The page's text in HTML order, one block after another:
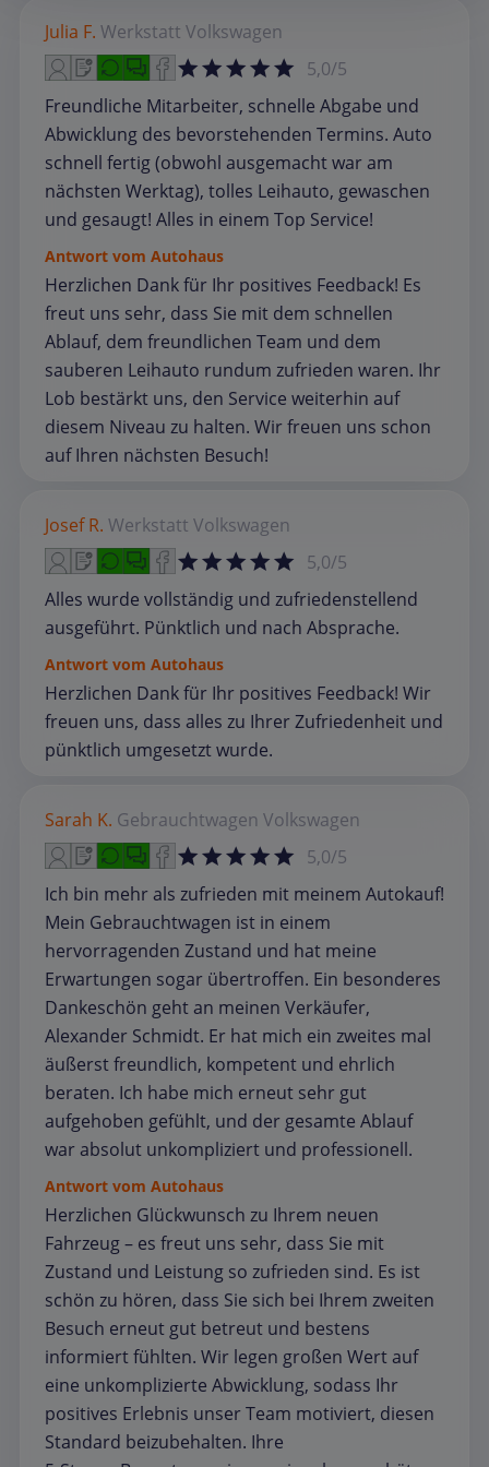
Julia F. Werkstatt Volkswagen
5,0/5
Freundliche Mitarbeiter, schnelle Abgabe und
Abwicklung des bevorstehenden Termins. Auto
schnell fertig (obwohl ausgemacht war am
nächsten Werktag), tolles Leihauto, gewaschen
und gesaugt! Alles in einem Top Service!
Antwort vom Autohaus
Herzlichen Dank für Ihr positives Feedback! Es
freut uns sehr, dass Sie mit dem schnellen
Ablauf, dem freundlichen Team und dem
sauberen Leihauto rundum zufrieden waren. Ihr
Lob bestärkt uns, den Service weiterhin auf
diesem Niveau zu halten. Wir freuen uns schon
auf Ihren nächsten Besuch!
Josef R. Werkstatt Volkswagen
5,0/5
Alles wurde vollständig und zufriedenstellend
ausgeführt. Pünktlich und nach Absprache.
Antwort vom Autohaus
Herzlichen Dank für Ihr positives Feedback! Wir
freuen uns, dass alles zu Ihrer Zufriedenheit und
pünktlich umgesetzt wurde.
Sarah K. Gebrauchtwagen Volkswagen
5,0/5
Ich bin mehr als zufrieden mit meinem Autokauf!
Mein Gebrauchtwagen ist in einem
hervorragenden Zustand und hat meine
Erwartungen sogar übertroffen. Ein besonderes
Dankeschön geht an meinen Verkäufer,
Alexander Schmidt. Er hat mich ein zweites mal
äußerst freundlich, kompetent und ehrlich
beraten. Ich habe mich erneut sehr gut
aufgehoben gefühlt, und der gesamte Ablauf
war absolut unkompliziert und professionell.
Antwort vom Autohaus
Herzlichen Glückwunsch zu Ihrem neuen
Fahrzeug – es freut uns sehr, dass Sie mit
Zustand und Leistung so zufrieden sind. Es ist
schön zu hören, dass Sie sich bei Ihrem zweiten
Besuch erneut gut betreut und bestens
informiert fühlten. Wir legen großen Wert auf
eine unkomplizierte Abwicklung, sodass Ihr
positives Erlebnis unser Team motiviert, diesen
Standard beizubehalten. Ihre